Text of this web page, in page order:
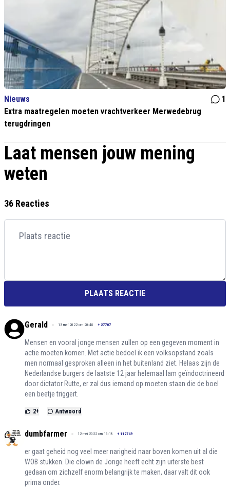
Nieuws
1
Extra maatregelen moeten vrachtverkeer Merwedebrug
terugdringen
Laat mensen jouw mening
weten
36 Reacties
PLAATS REACTIE
Gerald 13 mei 2022 om 20:48 + 27707
Mensen en vooral jonge mensen zullen op een gegeven moment in
actie moeten komen. Met actie bedoel ik een volksopstand zoals
men normaal gesproken alleen in het buitenland ziet. Helaas zijn de
Nederlandse burgers de laatste 12 jaar helemaal lam geïndoctrineerd
door dictator Rutte, er zal dus iemand op moeten staan die de boel
een beetje triggert.
2+ Antwoord
dumbfarmer 12 mei 2022 om 16:18 + 112749
er gaat geheid nog veel meer narigheid naar boven komen uit al die
WOB stukken. Die clown de Jonge heeft echt zijn uiterste best
gedaan om zichzelf enorm belangrijk te maken, daar valt dit ook
prima onder.